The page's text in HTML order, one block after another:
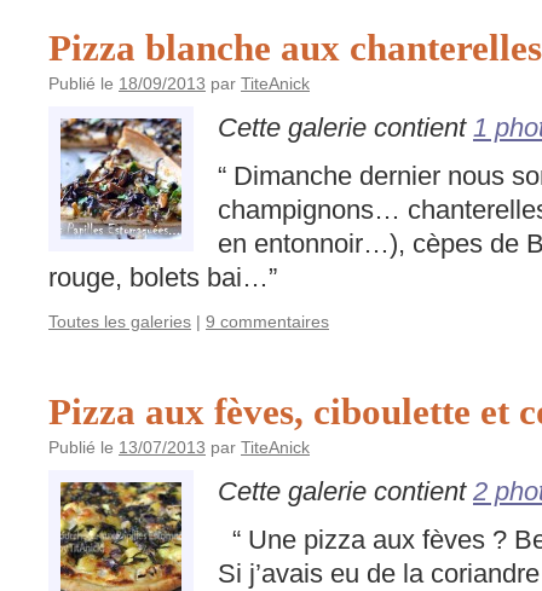
Pizza blanche aux
Publié le 18/09/2013 par TiteAnick
Cette galerie contient 1
“ Dimanche dernier nous
champignons…
en entonnoir…), cèpes de
rouge, bolets bai…”
Toutes les galeries | 9 commentaires
Pizza aux fèves, ciboulette et
Publié le 13/07/2013 par TiteAnick
Cette galerie contient 2
“ Une pizza aux fèves ?
Si j’avais eu de la